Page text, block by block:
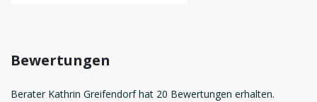
Bewertungen
Berater Kathrin Greifendorf hat 20 Bewertungen erhalten.